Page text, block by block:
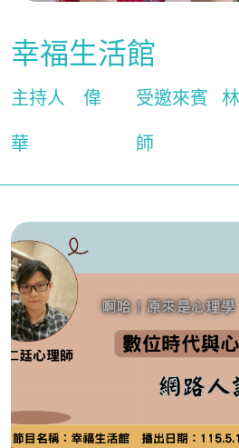
幸福生活館
主持人
偉
華
受邀來賓
師